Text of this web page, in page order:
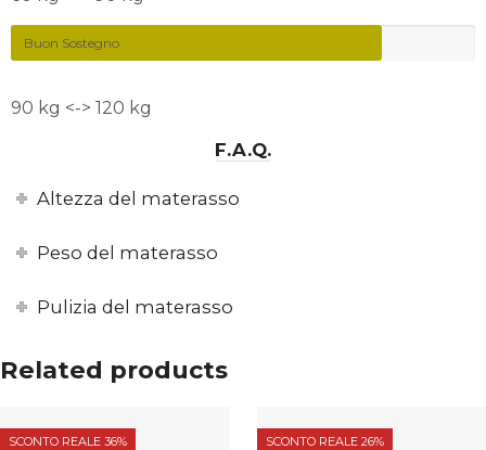
Buon Sostegno
90 kg <-> 120 kg
F.A.Q.
Altezza del materasso
Peso del materasso
Pulizia del materasso
Related products
SCONTO REALE 36% SCONTO REALE 26%